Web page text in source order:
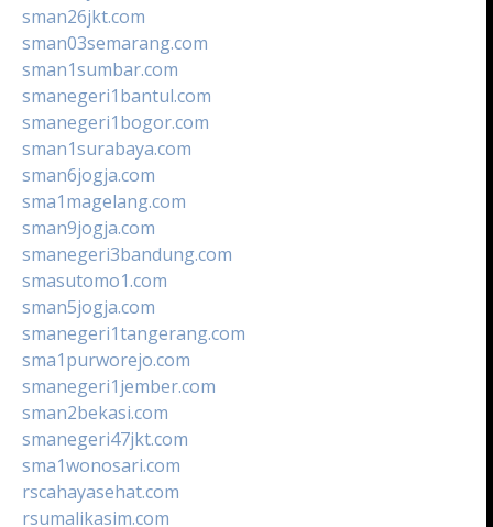
sman26jkt.com
sman03semarang.com
sman1sumbar.com
smanegeri1bantul.com
smanegeri1bogor.com
sman1surabaya.com
sman6jogja.com
sma1magelang.com
sman9jogja.com
smanegeri3bandung.com
smasutomo1.com
sman5jogja.com
smanegeri1tangerang.com
sma1purworejo.com
smanegeri1jember.com
sman2bekasi.com
smanegeri47jkt.com
sma1wonosari.com
rscahayasehat.com
rsumalikasim.com